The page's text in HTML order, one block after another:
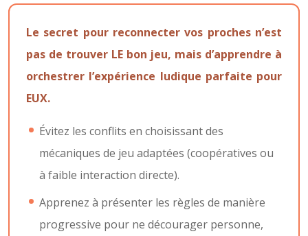
Le secret pour reconnecter vos proches n’est
pas de trouver LE bon jeu, mais d’apprendre à
orchestrer l’expérience ludique parfaite pour
EUX.
Évitez les conflits en choisissant des
mécaniques de jeu adaptées (coopératives ou
à faible interaction directe).
Apprenez à présenter les règles de manière
progressive pour ne décourager personne,